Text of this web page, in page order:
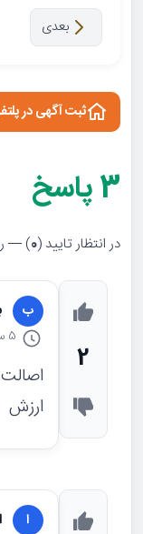
بعدی
ثبت آگهی در
3پاسخ
در انتظار تایید (0
) —
2
ب
5 سال
ارزش
ا